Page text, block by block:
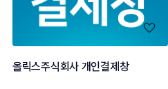
올릭스주식회사 개인결제창